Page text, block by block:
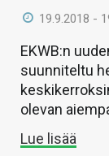
19.9.2018 -
EKWB:n
suunniteltu
olevan
Lue lisää